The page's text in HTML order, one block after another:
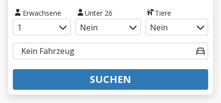
Erwachsene Unter 26 Tiere
SUCHEN